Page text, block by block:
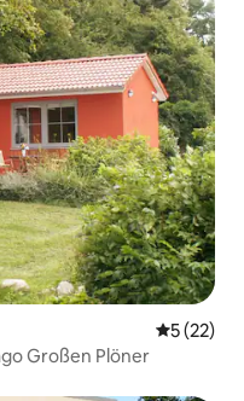
5 de uma
5 (22)
Großen Plöner